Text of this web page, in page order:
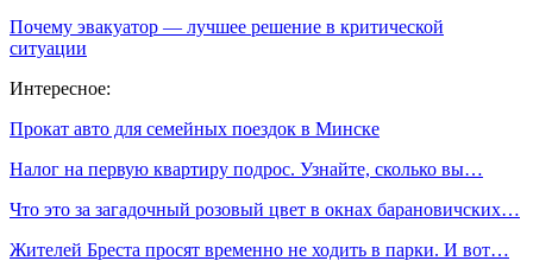
Почему эвакуатор — лучшее решение в критической
ситуации
Интересное:
Прокат авто для семейных поездок в Минске
Налог на первую квартиру подрос. Узнайте, сколько вы…
Что это за загадочный розовый цвет в окнах барановичских…
Жителей Бреста просят временно не ходить в парки. И вот…